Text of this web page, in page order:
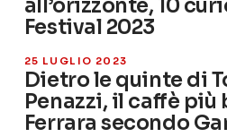
all’orizzonte, 10
Festival 2023
25 LUGLIO 2023
Dietro le quinte di
Penazzi, il caffè più
Ferrara secondo